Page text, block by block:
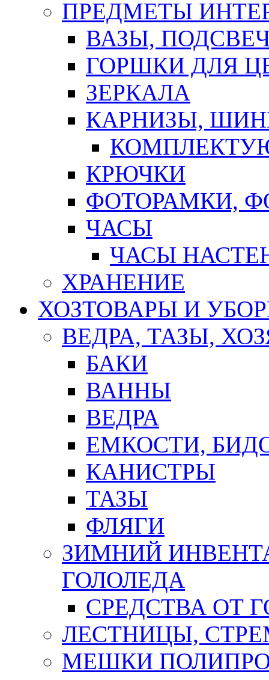
ПРЕДМЕТЫ
ВАЗЫ,
ГОРШКИ ДЛЯ
ЗЕРКАЛА
КАРНИЗЫ,
КРЮЧКИ
ФОТОРАМКИ,
ЧАСЫ
ЧАСЫ
ХРАНЕНИЕ
ХОЗТОВАРЫ И
ВЕДРА, ТАЗЫ,
БАКИ
ВАННЫ
ВЕДРА
ЕМКОСТИ,
КАНИСТРЫ
ТАЗЫ
ФЛЯГИ
ЗИМНИЙ
ГОЛОЛЕДА
СРЕДСТВА ОТ
ЛЕСТНИЦЫ,
МЕШКИ